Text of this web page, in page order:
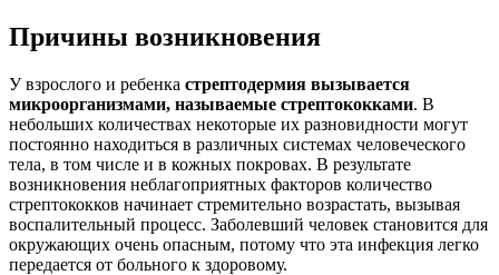
Причины возникновения
У взрослого и ребенка стрептодермия вызывается
микроорганизмами, называемые стрептококками. В
небольших количествах некоторые их разновидности могут
постоянно находиться в различных системах человеческого
тела, в том числе и в кожных покровах. В результате
возникновения неблагоприятных факторов количество
стрептококков начинает стремительно возрастать, вызывая
воспалительный процесс. Заболевший человек становится для
окружающих очень опасным, потому что эта инфекция легко
передается от больного к здоровому.